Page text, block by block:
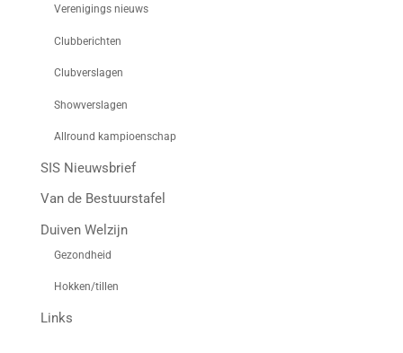
Verenigings nieuws
Clubberichten
Clubverslagen
Showverslagen
Allround kampioenschap
SIS Nieuwsbrief
Van de Bestuurstafel
Duiven Welzijn
Gezondheid
Hokken/tillen
Links